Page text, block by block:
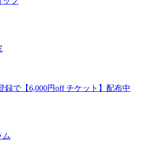
録で【6,000円off チケット】配布中